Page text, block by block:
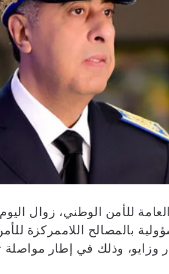
للأمن الوطني، زوال
بالمصالح اللاممركزة
وزايو، وذلك في إطار